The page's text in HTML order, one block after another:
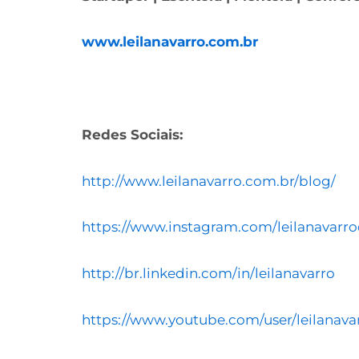
www.leilanavarro.com.br
Redes Sociais:
http://www.leilanavarro.com.br/blog/
https://www.instagram.com/
http://br.linkedin.com/in/leilanavarro
https://www.youtube.com/user/